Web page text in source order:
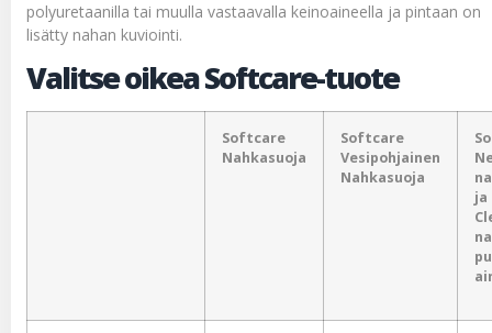
polyuretaanilla tai muulla vastaavalla keinoaineella ja pintaan on
lisätty nahan kuviointi.
Valitse oikea Softcare-tuote
Softcare
Nahkasuoja
Softcare
Vesipohjainen
Nahkasuoja
ja